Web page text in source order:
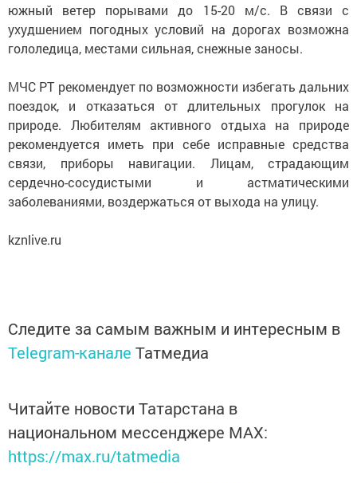
южный ветер порывами до 15-20 м/с. В связи с
ухудшением погодных условий на дорогах возможна
гололедица, местами сильная, снежные заносы.
МЧС РТ рекомендует по возможности избегать дальних
поездок, и отказаться от длительных прогулок на
природе. Любителям активного отдыха на природе
рекомендуется иметь при себе исправные средства
связи, приборы навигации. Лицам, страдающим
сердечно-сосудистыми и астматическими
заболеваниями, воздержаться от выхода на улицу.
kznlive.ru
Следите за самым важным и интересным в
Telegram-канале Татмедиа
Читайте новости Татарстана в
национальном мессенджере MАХ:
https://max.ru/tatmedia